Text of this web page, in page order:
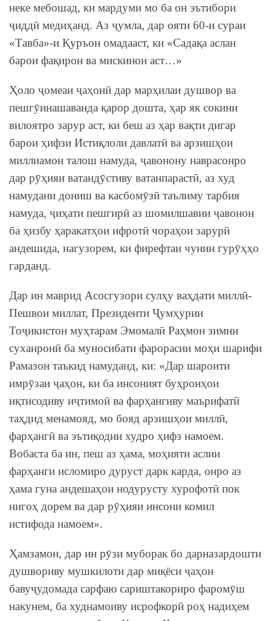
неке мебошад, ки мардуми мо ба он эътибори
ҷиддӣ медиҳанд. Аз ҷумла, дар ояти 60-и сураи
«Тавба»-и Қуръон омадааст, ки «Садақа аслан
барои фақирон ва мискинон аст…»
Ҳоло ҷомеаи ҷаҳонӣ дар марҳилаи душвор ва
пешгӯинашаванда қарор дошта, ҳар як сокини
вилоятро зарур аст, ки беш аз ҳар вақти дигар
барои ҳифзи Истиқлоли давлатӣ ва арзишҳои
миллиамон талош намуда, ҷавонону наврасонро
дар рӯҳияи ватандӯстиву ватанпарастӣ, аз худ
намудани дониш ва касбомӯзӣ таълиму тарбия
намуда, ҷиҳати пешгирӣ аз шомилшавии ҷавонон
ба ҳизбу ҳаракатҳои ифротӣ чораҳои зарурӣ
андешида, нагузорем, ки фирефтаи чунин гурӯҳҳо
гарданд.
Дар ин маврид Асосгузори сулҳу ваҳдати миллӣ-
Пешвои миллат, Президенти Ҷумҳурии
Тоҷикистон муҳтарам Эмомалӣ Раҳмон зимни
суханронӣ ба муносибати фарорасии моҳи шарифи
Рамазон таъкид намуданд, ки: «Дар шароити
имрӯзаи ҷаҳон, ки ба инсоният буҳронҳои
иқтисодиву иҷтимоӣ ва фарҳангиву маърифатӣ
таҳдид менамояд, мо бояд арзишҳои миллӣ,
фарҳангӣ ва эътиқодии худро ҳифз намоем.
Вобаста ба ин, пеш аз ҳама, моҳияти аслии
фарҳанги исломиро дуруст дарк карда, онро аз
ҳама гуна андешаҳои нодурусту хурофотӣ пок
нигоҳ дорем ва дар рӯҳияи инсони комил
истифода намоем».
Ҳамзамон, дар ин рӯзи муборак бо дарназардошти
душвориву мушкилоти дар миқёси ҷаҳон
бавуҷудомада сарфаю сариштакориро фаромӯш
накунем, ба худнамоиву исрофкорӣ роҳ надиҳем